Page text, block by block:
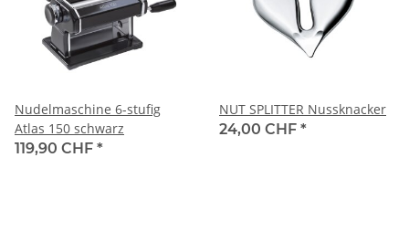
Nudelmaschine 6-stufig
Atlas 150 schwarz
119,90 CHF *
NUT SPLITTER Nussknacker
24,00 CHF *